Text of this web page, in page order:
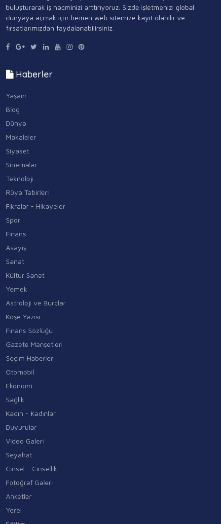
buluşturarak iş hacminizi arttırıyoruz. Sizde işletmenizi global
dünyaya açmak için hemen web sitemize kayıt olabilir ve
fırsatlarımızdan faydalanabilirsiniz.
Haberler
Yaşam
Blog
Dünya
Makaleler
Siyaset
Sinemalar
Teknoloji
Rüya Tabirleri
Fıkralar - Hikayeler
Spor
Finans
Asayiş
Sanat
Kültür Sanat
Yemek
Astroloji ve Burçlar
Köşe Yazısı
Finans Sözlüğü
Gazete Manşetleri
Seçim Haberleri
Otomobil
Ekonomi
Sağlık
Kadın - Kadınlar
Duyurular
Video Galeri
Seyahat
Cinsel - Cinsellik
Fotoğraf Galeri
Anketler
Yerel